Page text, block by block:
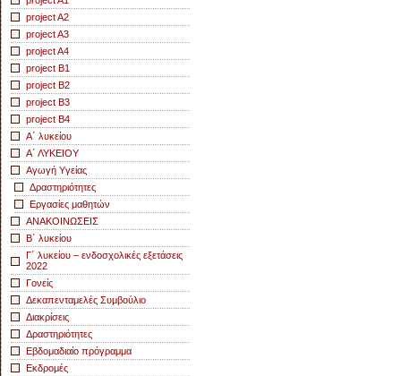
project A2
project A3
project A4
project B1
project B2
project B3
project B4
Α΄ λυκείου
Α΄ ΛΥΚΕΙΟΥ
Αγωγή Yγείας
Δραστηριότητες
Εργασίες μαθητών
ΑΝΑΚΟΙΝΩΣΕΙΣ
Β΄ λυκείου
Γ΄ λυκείου – ενδοσχολικές εξετάσεις
2022
Γονείς
Δεκαπενταμελές Συμβούλιο
Διακρίσεις
Δραστηριότητες
Εβδομαδιαίο πρόγραμμα
Εκδρομές